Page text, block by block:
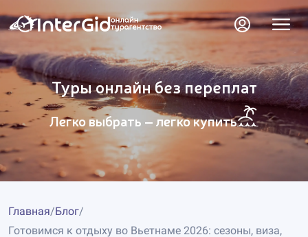
Туры онлайн без переплат
Легко выбрать – легко купить
Главная/Блог/
Готовимся к отдыху во Вьетнаме 2026: сезоны, виза,